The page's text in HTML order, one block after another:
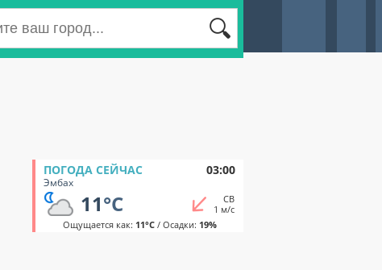
ПОГОДА СЕЙЧАС 03:00
Эмбах
11°C
СВ
1 м/с
Ощущается как: 11°C/ Осадки: 19%